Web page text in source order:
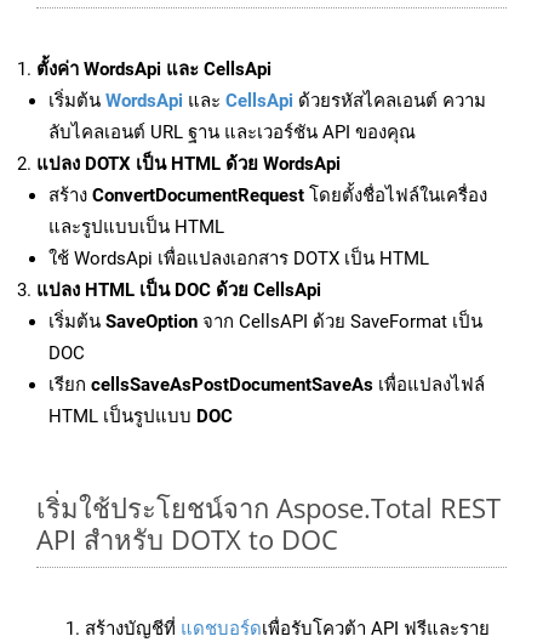
ตั้งค่า WordsApi และ CellsApi
เริ่มต้น WordsApi และ CellsApi ด้วยรหัสไคลเอนต์ ความ
ลับไคลเอนต์ URL ฐาน และเวอร์ชัน API ของคุณ
แปลง DOTX เป็น HTML ด้วย WordsApi
สร้าง ConvertDocumentRequest โดยตั้งชื่อไฟล์ในเครื่อง
และรูปแบบเป็น HTML
ใช้ WordsApi เพื่อแปลงเอกสาร DOTX เป็น HTML
แปลง HTML เป็น DOC ด้วย CellsApi
เริ่มต้น SaveOption จาก CellsAPI ด้วย SaveFormat เป็น
DOC
เรียก cellsSaveAsPostDocumentSaveAs เพื่อแปลงไฟล์
HTML เป็นรูปแบบ DOC
เริ่มใช้ประโยชน์จาก Aspose.Total REST
API สำหรับ DOTX to DOC
สร้างบัญชีที่ แดชบอร์ดเพื่อรับโควต้า API ฟรีและราย